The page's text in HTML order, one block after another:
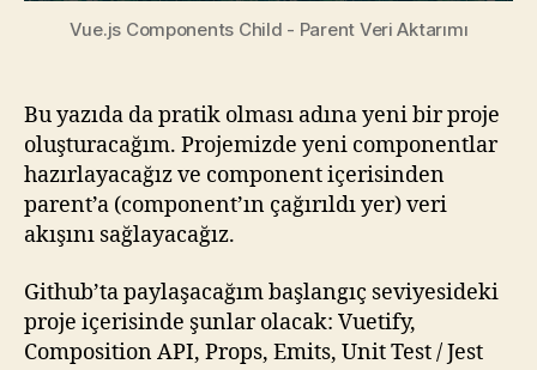
Vue.js Components Child - Parent Veri Aktarımı
Bu yazıda da pratik olması adına yeni bir proje
oluşturacağım. Projemizde yeni componentlar
hazırlayacağız ve component içerisinden
parent’a (component’ın çağırıldı yer) veri
akışını sağlayacağız.
Github’ta paylaşacağım başlangıç seviyesideki
proje içerisinde şunlar olacak: Vuetify,
Composition API, Props, Emits, Unit Test / Jest